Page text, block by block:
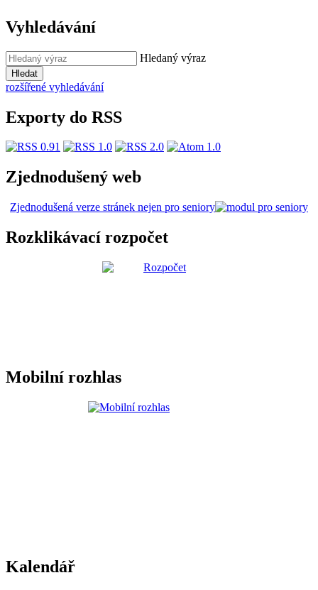
Vyhledávání
Hledaný výraz
Hledat
rozšířené vyhledávání
Exporty do RSS
Zjednodušený web
Zjednodušená verze stránek nejen pro seniory
Rozklikávací rozpočet
Mobilní rozhlas
Kalendář